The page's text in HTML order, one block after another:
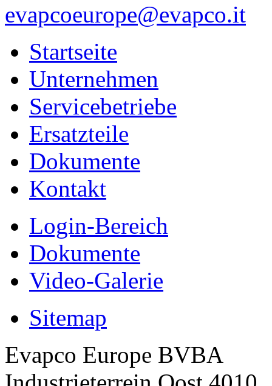
evapcoeurope@evapco.it
Startseite
Unternehmen
Servicebetriebe
Ersatzteile
Dokumente
Kontakt
Login-Bereich
Dokumente
Video-Galerie
Sitemap
Evapco Europe BVBA